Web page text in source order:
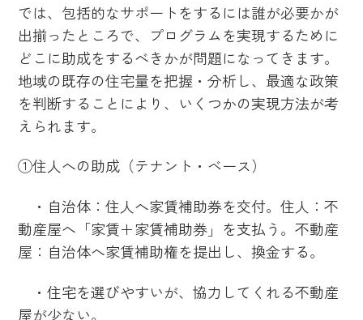
では、包括的なサポートをするには誰が必要かが
出揃ったところで、プログラムを実現するために
どこに助成をするべきかが問題になってきます。
地域の既存の住宅量を把握・分析し、最適な政策
を判断することにより、いくつかの実現方法が考
えられます。
①住人への助成（テナント・ベース）
・自治体：住人へ家賃補助券を交付。住人：不
動産屋へ「家賃＋家賃補助券」を支払う。不動産
屋：自治体へ家賃補助権を提出し、換金する。
・住宅を選びやすいが、協力してくれる不動産
屋が少ない。